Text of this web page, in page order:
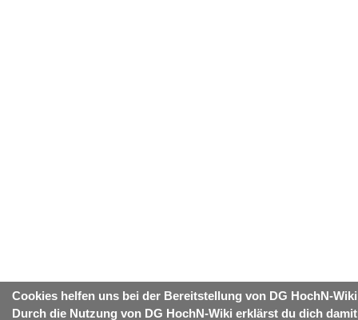
Cookies helfen uns bei der Bereitstellung von DG HochN-
Durch die Nutzung von DG HochN-Wiki erklärst du dich damit